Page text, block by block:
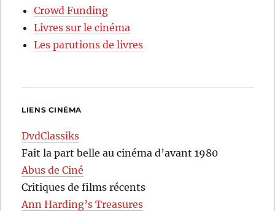
Crowd Funding
Livres sur le cinéma
Les parutions de livres
LIENS CINÉMA
DvdClassiks
Fait la part belle au cinéma d’avant 1980
Abus de Ciné
Critiques de films récents
Ann Harding’s Treasures